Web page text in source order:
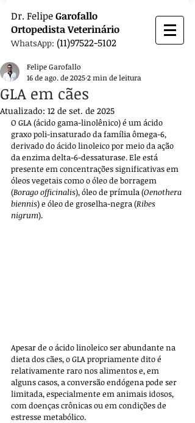
Dr. FelipeGarofallo
OrtopedistaVeterinário
WhatsApp: (11)97522-5102
GLA em cães
Felipe Garofallo
16 de ago. de 20252 min de leitura
Atualizado: 12 de set. de 2025
O GLA (ácido gama-linolênico) é um ácido
graxo poli-insaturado da família ômega-6,
derivado do ácido linoleico por meio da ação
da enzima delta-6-dessaturase. Ele está
presente em concentrações significativas em
óleos vegetais como o óleo de borragem
(Borago officinalis), óleo de prímula (Oenothera
biennis) e óleo de groselha-negra (Ribes
nigrum).
Apesar de o ácido linoleico ser abundante na
dieta dos cães, o GLA propriamente dito é
relativamente raro nos alimentos e, em
alguns casos, a conversão endógena pode ser
limitada, especialmente em animais idosos,
com doenças crônicas ou em condições de
estresse metabólico.